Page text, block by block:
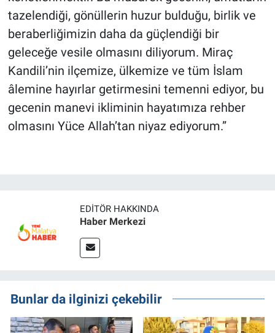
tazelendiği, gönüllerin huzur bulduğu, birlik ve
beraberliğimizin daha da güçlendiği bir
geleceğe vesile olmasını diliyorum. Miraç
Kandili’nin ilçemize, ülkemize ve tüm İslam
âlemine hayırlar getirmesini temenni ediyor, bu
gecenin manevi ikliminin hayatımıza rehber
olmasını Yüce Allah’tan niyaz ediyorum.”
EDITÖR HAKKINDA
Haber Merkezi
Bunlar da ilginizi çekebilir